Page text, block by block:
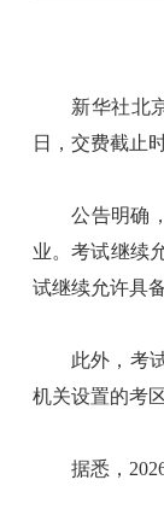
新华社北京6
日，交费截止
公告明确，
业。考试继续
试继续允许具
此外，考试
机关设置的考
据悉，2026